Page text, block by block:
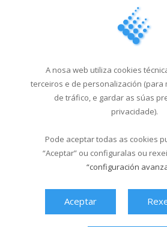
Ver máis videos
A nosa web utiliza cookies
terceiros e de personalización (para
de tráfico, e gardar as súas
privacidade).
Pode aceptar todas as cookies
“Aceptar” ou configuralas ou
“configuración
Aceptar